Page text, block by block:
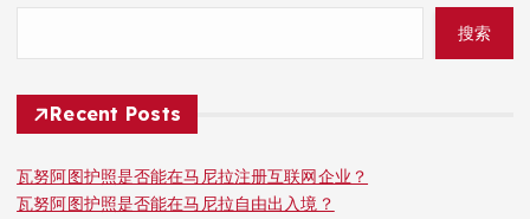
搜索
Recent Posts
瓦努阿图护照是否能在马尼拉注册互联网企业？
瓦努阿图护照是否能在马尼拉自由出入境？